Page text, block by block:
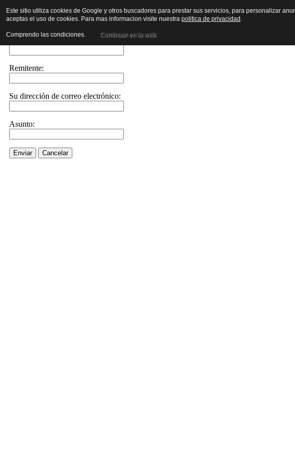
Envíe este enlace a un amigo por correo electrónico
Enviar correo electrónico a::
Remitente:
Su dirección de correo electrónico:
Asunto:
Enviar Cancelar
Este sitio utiliza cookies de Google y otros buscadores para prestar sus servicios, para personalizar
aceptas el uso de cookies. Para mas informacion visite nuestra politica de privacidad .
Comprendo las condiciones. Continuar en la web